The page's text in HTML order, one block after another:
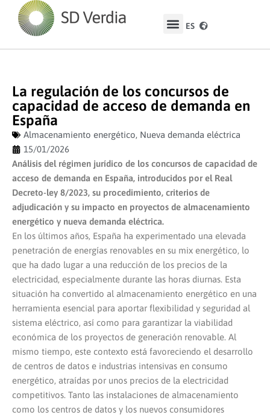
ES
EN
La regulación de los concursos de
capacidad de acceso de demanda en
España
Almacenamiento energético, Nueva demanda eléctrica
15/01/2026
Análisis del régimen jurídico de los concursos de capacidad de
acceso de demanda en España, introducidos por el Real
Decreto-ley 8/2023, su procedimiento, criterios de
adjudicación y su impacto en proyectos de almacenamiento
energético y nueva demanda eléctrica.
En los últimos años, España ha experimentado una elevada
penetración de energías renovables en su mix energético, lo
que ha dado lugar a una reducción de los precios de la
electricidad, especialmente durante las horas diurnas. Esta
situación ha convertido al almacenamiento energético en una
herramienta esencial para aportar flexibilidad y seguridad al
sistema eléctrico, así como para garantizar la viabilidad
económica de los proyectos de generación renovable. Al
mismo tiempo, este contexto está favoreciendo el desarrollo
de centros de datos e industrias intensivas en consumo
energético, atraídas por unos precios de la electricidad
competitivos. Tanto las instalaciones de almacenamiento
como los centros de datos y los nuevos consumidores